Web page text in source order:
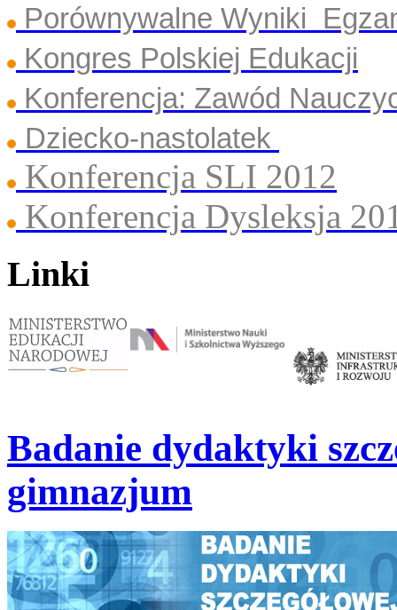
Porównywalne Wyniki
Kongres Polskiej Edukacji
Konferencja: Zawód
Dziecko-nastolatek
Konferencja SLI 2012
Konferencja Dysleksja
Linki
Badanie dydaktyki
gimnazjum